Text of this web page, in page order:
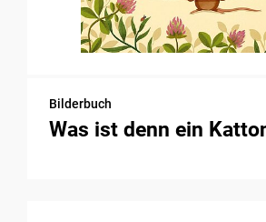
Bilderbuch
Was ist denn ein